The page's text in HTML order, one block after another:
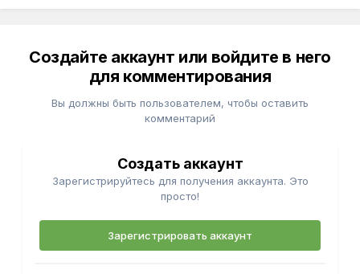
Создайте аккаунт или войдите в него
для комментирования
Вы должны быть пользователем, чтобы оставить
комментарий
Создать аккаунт
Зарегистрируйтесь для получения аккаунта. Это
просто!
Зарегистрировать аккаунт